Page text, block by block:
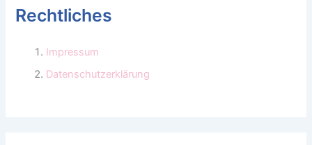
Rechtliches
Impressum
Datenschutzerklärung